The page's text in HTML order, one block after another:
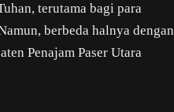
terutama bagi para
berbeda halnya dengan
Penajam Paser Utara